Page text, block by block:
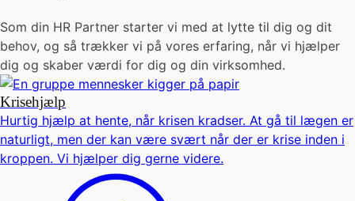
Som din HR Partner starter vi med at lytte til dig og dit
behov, og så trækker vi på vores erfaring, når vi hjælper
dig og skaber værdi for dig og din virksomhed.
Krisehjælp
Hurtig hjælp at hente, når krisen kradser. At gå til lægen er
naturligt, men der kan være svært når der er krise inden i
kroppen. Vi hjælper dig gerne videre.